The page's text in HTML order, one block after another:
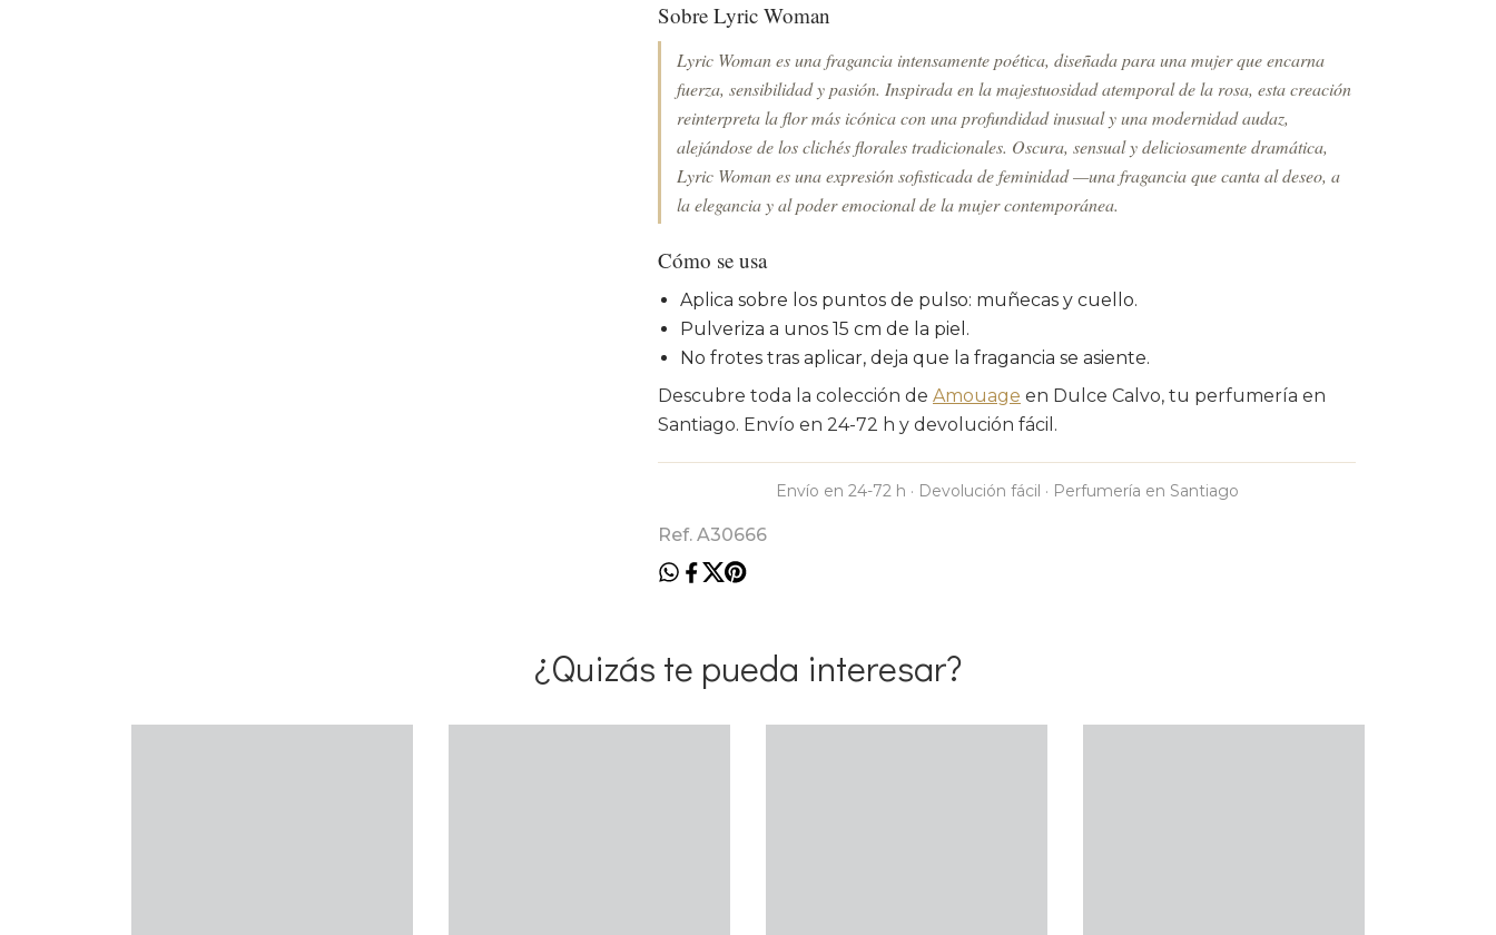
Sobre Lyric Woman
Lyric Woman es una fragancia intensamente poética, diseñada para una mujer que encarna
fuerza, sensibilidad y pasión. Inspirada en la majestuosidad atemporal de la rosa, esta creación
reinterpreta la flor más icónica con una profundidad inusual y una modernidad audaz,
alejándose de los clichés florales tradicionales. Oscura, sensual y deliciosamente dramática,
Lyric Woman es una expresión sofisticada de feminidad —una fragancia que canta al deseo, a
la elegancia y al poder emocional de la mujer contemporánea.
Cómo se usa
Aplica sobre los puntos de pulso: muñecas y cuello.
Pulveriza a unos 15 cm de la piel.
No frotes tras aplicar, deja que la fragancia se asiente.
Descubre toda la colección de Amouage en Dulce Calvo, tu perfumería en
Santiago. Envío en 24-72 h y devolución fácil.
Envío en 24-72 h · Devolución fácil · Perfumería en Santiago
Ref. A30666
¿Quizás te pueda interesar?